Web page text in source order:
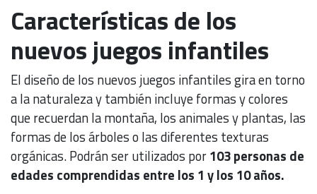
Características de los
nuevos juegos infantiles
El diseño de los nuevos juegos infantiles gira en torno
a la naturaleza y también incluye formas y colores
que recuerdan la montaña, los animales y plantas, las
formas de los árboles o las diferentes texturas
orgánicas. Podrán ser utilizados por103 personas de
edades comprendidas entre los 1 y los 10 años.